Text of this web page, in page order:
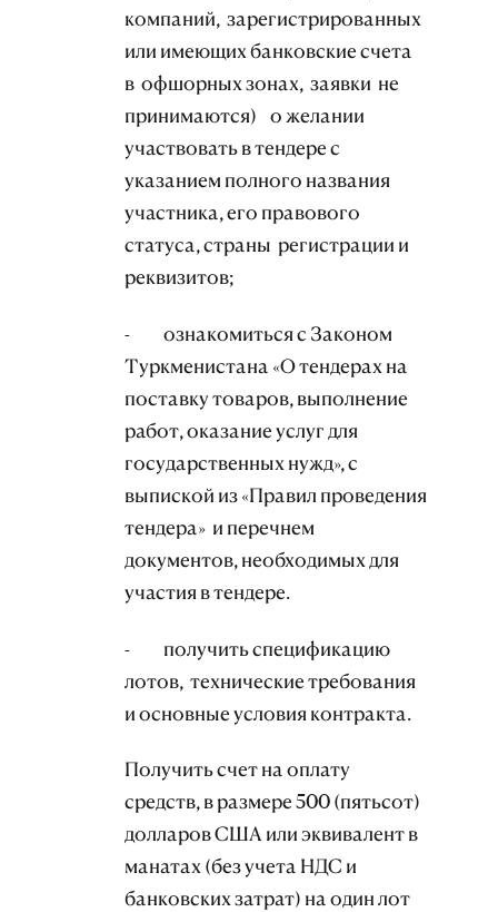
компаний, зарегистрированных
или имеющих банковские счета
в офшорных зонах, заявки не
принимаются) о желании
участвовать в тендере с
указанием полного названия
участника, его правового
статуса, страны регистрации и
реквизитов;
- ознакомиться с Законом
Туркменистана «О тендерах на
поставку товаров, выполнение
работ, оказание услуг для
государственных нужд», с
выпиской из «Правил проведения
тендера» и перечнем
документов, необходимых для
участия в тендере.
- получить спецификацию
лотов, технические требования
и основные условия контракта.
Получить счет на оплату
средств, в размере 500 (пятьсот)
долларов США или эквивалент в
манатах (без учета НДС и
банковских затрат) на один лот